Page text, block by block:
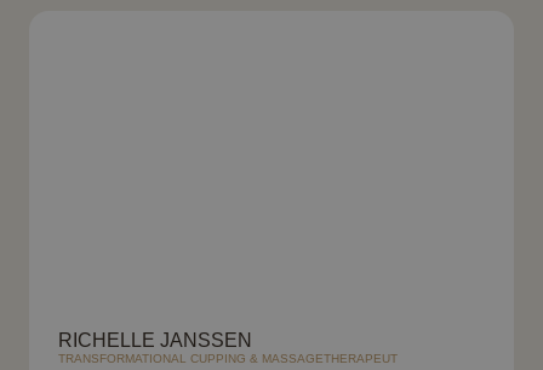
RICHELLE JANSSEN
TRANSFORMATIONAL CUPPING & MASSAGETHERAPEUT